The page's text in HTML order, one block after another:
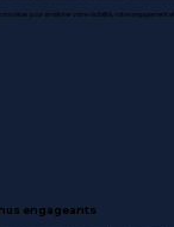
pour améliorer votre visibilité, votre engagement et
engageants